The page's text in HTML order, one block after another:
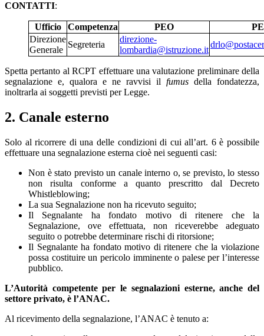
CONTATTI:
Ufficio Competenza PEO
Direzione
Generale
Segreteria
direzione-
lombardia@istruzione.it
Spetta pertanto al RCPT effettuare una valutazione preliminare della
segnalazione e, qualora e ne ravvisi il fumus della fondatezza,
inoltrarla ai soggetti previsti per Legge.
2. Canale esterno
Solo al ricorrere di una delle condizioni di cui all’art. 6 è possibile
effettuare una segnalazione esterna cioè nei seguenti casi:
Non è stato previsto un canale interno o, se previsto, lo stesso
non risulta conforme a quanto prescritto dal Decreto
Whistleblowing;
La sua Segnalazione non ha ricevuto seguito;
Il Segnalante ha fondato motivo di ritenere che la
Segnalazione, ove effettuata, non riceverebbe adeguato
seguito o potrebbe determinare rischi di ritorsione;
Il Segnalante ha fondato motivo di ritenere che la violazione
possa costituire un pericolo imminente o palese per l’interesse
pubblico.
L’Autorità competente per le segnalazioni esterne, anche del
settore privato, è l’ANAC.
Al ricevimento della segnalazione, l’ANAC è tenuto a: